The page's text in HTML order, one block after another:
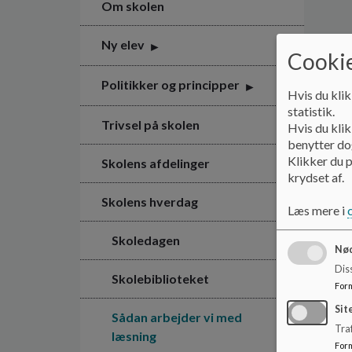
Om skolen
Ny elev
Politikker og principper
Trivsel på skolen
Skolens afdelinger
Skolens hverdag
Skoledagen
Skolebiblioteket
Sådan arbejder vi med
læsning
Hvis du
statistik.
Hvis du
benytter
Klikker du
krydset af.
Læs mere i